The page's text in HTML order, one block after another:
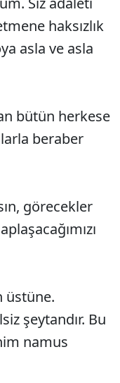
haksızlık
asla ve asla
bütün herkese
beraber
görecekler
üstüne.
şeytandır. Bu
namus